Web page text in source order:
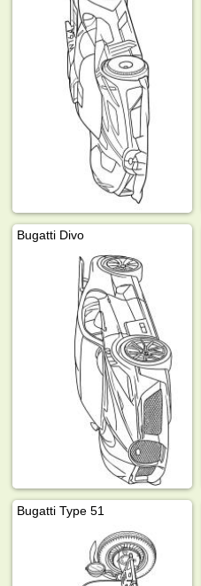
Bugatti Divo
Bugatti Type 51